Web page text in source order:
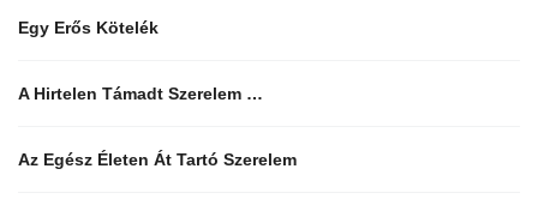
Egy Erős Kötelék
A Hirtelen Támadt Szerelem …
Az Egész Életen Át Tartó Szerelem